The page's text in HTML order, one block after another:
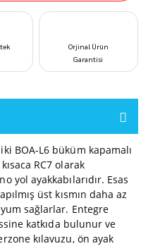
Orjinal Ürün
Garantisi
BOA-L6 büküm kapamalı
RC7 olarak
yol ayakkabılarıdır. Esas
üst kısmın daha az
sağlarlar. Entegre
katkıda bulunur ve
kılavuzu, ön ayak